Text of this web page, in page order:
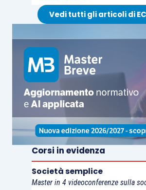
Vedi tutti gli articoli di
Corsi in evidenza
Società semplice
Master in 4 videoconferenze sulla